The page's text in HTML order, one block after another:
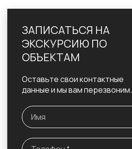
ЗАПИСАТЬСЯ НА
ЭКСКУРСИЮ ПО
ОБЪЕКТАМ
Оставьте свои контактные
данные и мы вам перезвоним.